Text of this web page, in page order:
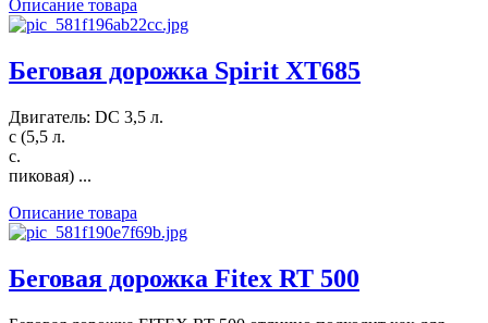
Описание товара
Беговая дорожка Spirit XT685
Двигатель: DC 3,5 л.
с (5,5 л.
с.
пиковая) ...
Описание товара
Беговая дорожка Fitex RT 500